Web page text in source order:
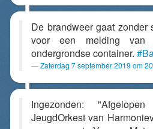
De brandweer gaat zonder
voor een melding
ondergrondse container.
Zaterdag 7 september 2019 om
Ingezonden:
JeugdOrkest van